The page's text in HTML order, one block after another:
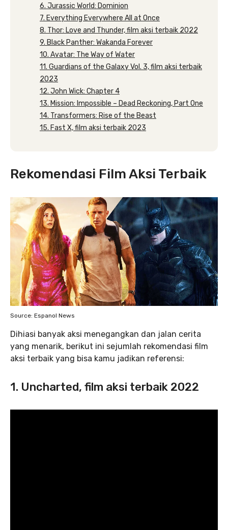
6. Jurassic World: Dominion
7. Everything Everywhere All at Once
8. Thor: Love and Thunder, film aksi terbaik 2022
9. Black Panther: Wakanda Forever
10. Avatar: The Way of Water
11. Guardians of the Galaxy Vol. 3, film aksi terbaik
2023
12. John Wick: Chapter 4
13. Mission: Impossible – Dead Reckoning, Part One
14. Transformers: Rise of the Beast
15. Fast X, film aksi terbaik 2023
Rekomendasi Film Aksi Terbaik
Source: Espanol News
Dihiasi banyak aksi menegangkan dan jalan cerita
yang menarik, berikut ini sejumlah rekomendasi film
aksi terbaik yang bisa kamu jadikan referensi:
1. Uncharted, film aksi terbaik 2022